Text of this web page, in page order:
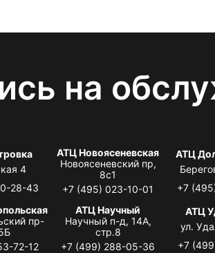
на
4
28-43
АТЦ Новоясеневская
Новоясеневский пр,
8с1
+7 (495) 023-10-01
АТЦ
+7
пр-
72-12
АТЦ Научный
Научный п-д, 14А,
стр.8
+7 (499) 288-05-36
АТЦ
ул.
+7